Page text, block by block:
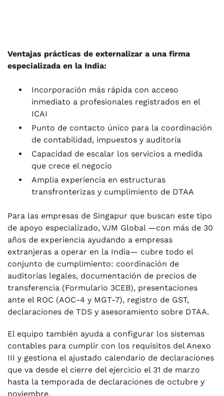
Ventajas prácticas de externalizar a una firma
especializada en la India:
Incorporación más rápida con acceso
inmediato a profesionales registrados en el
ICAI
Punto de contacto único para la coordinación
de contabilidad, impuestos y auditoría
Capacidad de escalar los servicios a medida
que crece el negocio
Amplia experiencia en estructuras
transfronterizas y cumplimiento de DTAA
Para las empresas de Singapur que buscan este tipo
de apoyo especializado, VJM Global —con más de 30
años de experiencia ayudando a empresas
extranjeras a operar en la India— cubre todo el
conjunto de cumplimiento: coordinación de
auditorías legales, documentación de precios de
transferencia (Formulario 3CEB), presentaciones
ante el ROC (AOC-4 y MGT-7), registro de GST,
declaraciones de TDS y asesoramiento sobre DTAA.
El equipo también ayuda a configurar los sistemas
contables para cumplir con los requisitos del Anexo
III y gestiona el ajustado calendario de declaraciones
que va desde el cierre del ejercicio el 31 de marzo
hasta la temporada de declaraciones de octubre y
noviembre.